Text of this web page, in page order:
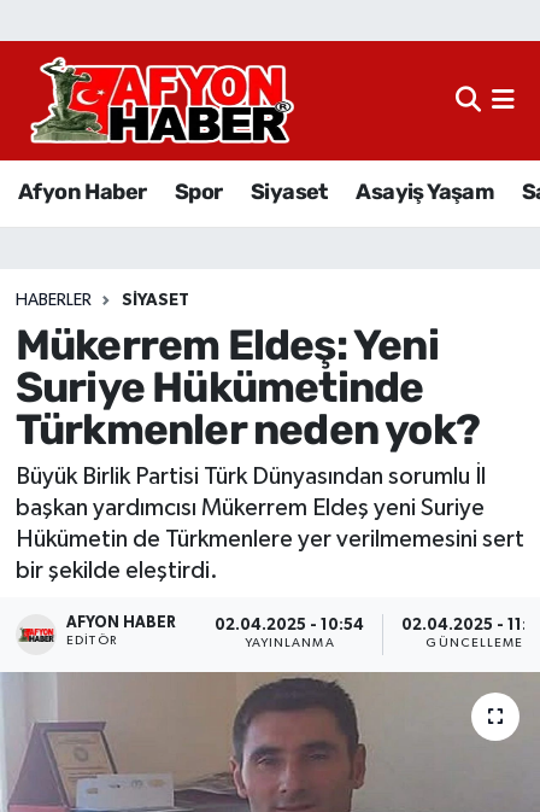
Afyon Haber Spor Siyaset Asayiş Yaşam
HABERLER SIYASET
Mükerrem Eldeş: Yeni
Suriye Hükümetinde
Türkmenler neden yok?
Büyük Birlik Partisi Türk Dünyasından sorumlu İl
başkan yardımcısı Mükerrem Eldeş yeni Suriye
Hükümetin de Türkmenlere yer verilmemesini sert
bir şekilde eleştirdi.
AFYON HABER
EDITÖR
02.04.2025 - 10:54
YAYINLANMA
02.04.2025 -
GÜNCELLEME
Afyon Haber
Sağlık
Eğitim
Ekonomi
Magazin
Etkinlikler